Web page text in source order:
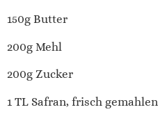
150g Butter
200g Mehl
200g Zucker
1 TL Safran, frisch gemahlen